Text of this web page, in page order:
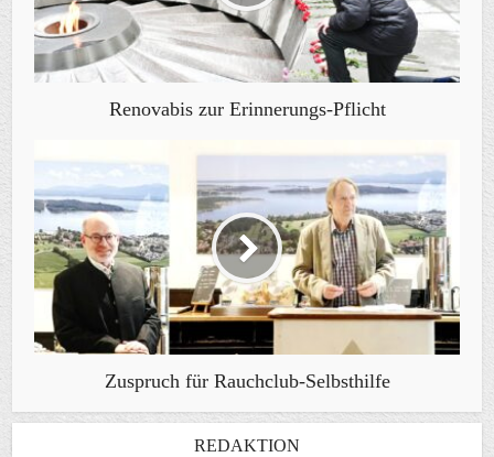
Renovabis zur Erinnerungs-Pflicht
Zuspruch für Rauchclub-Selbsthilfe
REDAKTION